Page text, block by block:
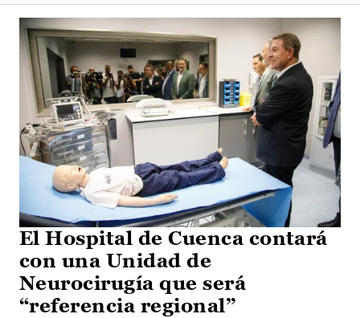
El Hospital de Cuenca contará
con una Unidad de
Neurocirugía que será
“referencia regional”